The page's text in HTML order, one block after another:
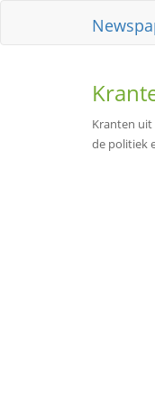
Kranten uit
de politiek